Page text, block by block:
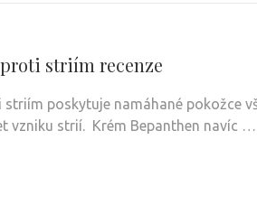
striím recenze
striím poskytuje namáhané pokožce
vzniku strií. Krém Bepanthen navíc …